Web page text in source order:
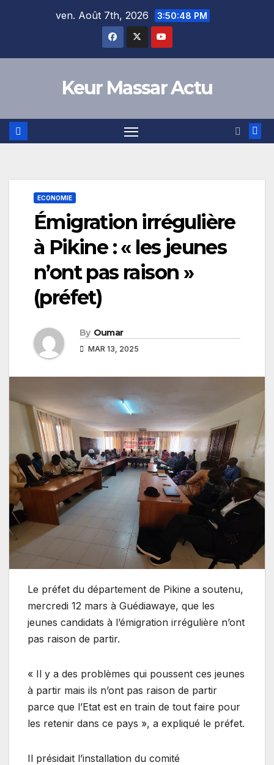
ven. Août 7th, 2026 3:50:48 PM
Keur Massar Actu
ECONOMIE
Émigration irrégulière
à Pikine : « les jeunes
n’ont pas raison »
(préfet)
By Oumar
MAR 13, 2025
Le préfet du département de Pikine a soutenu,
mercredi 12 mars à Guédiawaye, que les
jeunes candidats à l’émigration irrégulière n’ont
pas raison de partir.
« Il y a des problèmes qui poussent ces jeunes
à partir mais ils n’ont pas raison de partir
parce que l’Etat est en train de tout faire pour
les retenir dans ce pays », a expliqué le préfet.
Il présidait l’installation du comité